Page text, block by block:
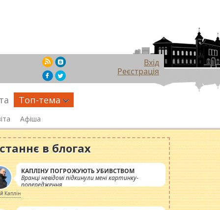
Вхід
Реєстрація
Топ-тема
Афіша
в блогах
КАПЛІНУ ПОГРОЖУЮТЬ УБИВСТВОМ
Вранці невідомі підкинули мені картинку-
попередження
Каплін